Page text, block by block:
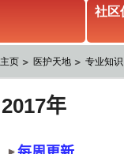
社区
主页 医护天地 专业知识